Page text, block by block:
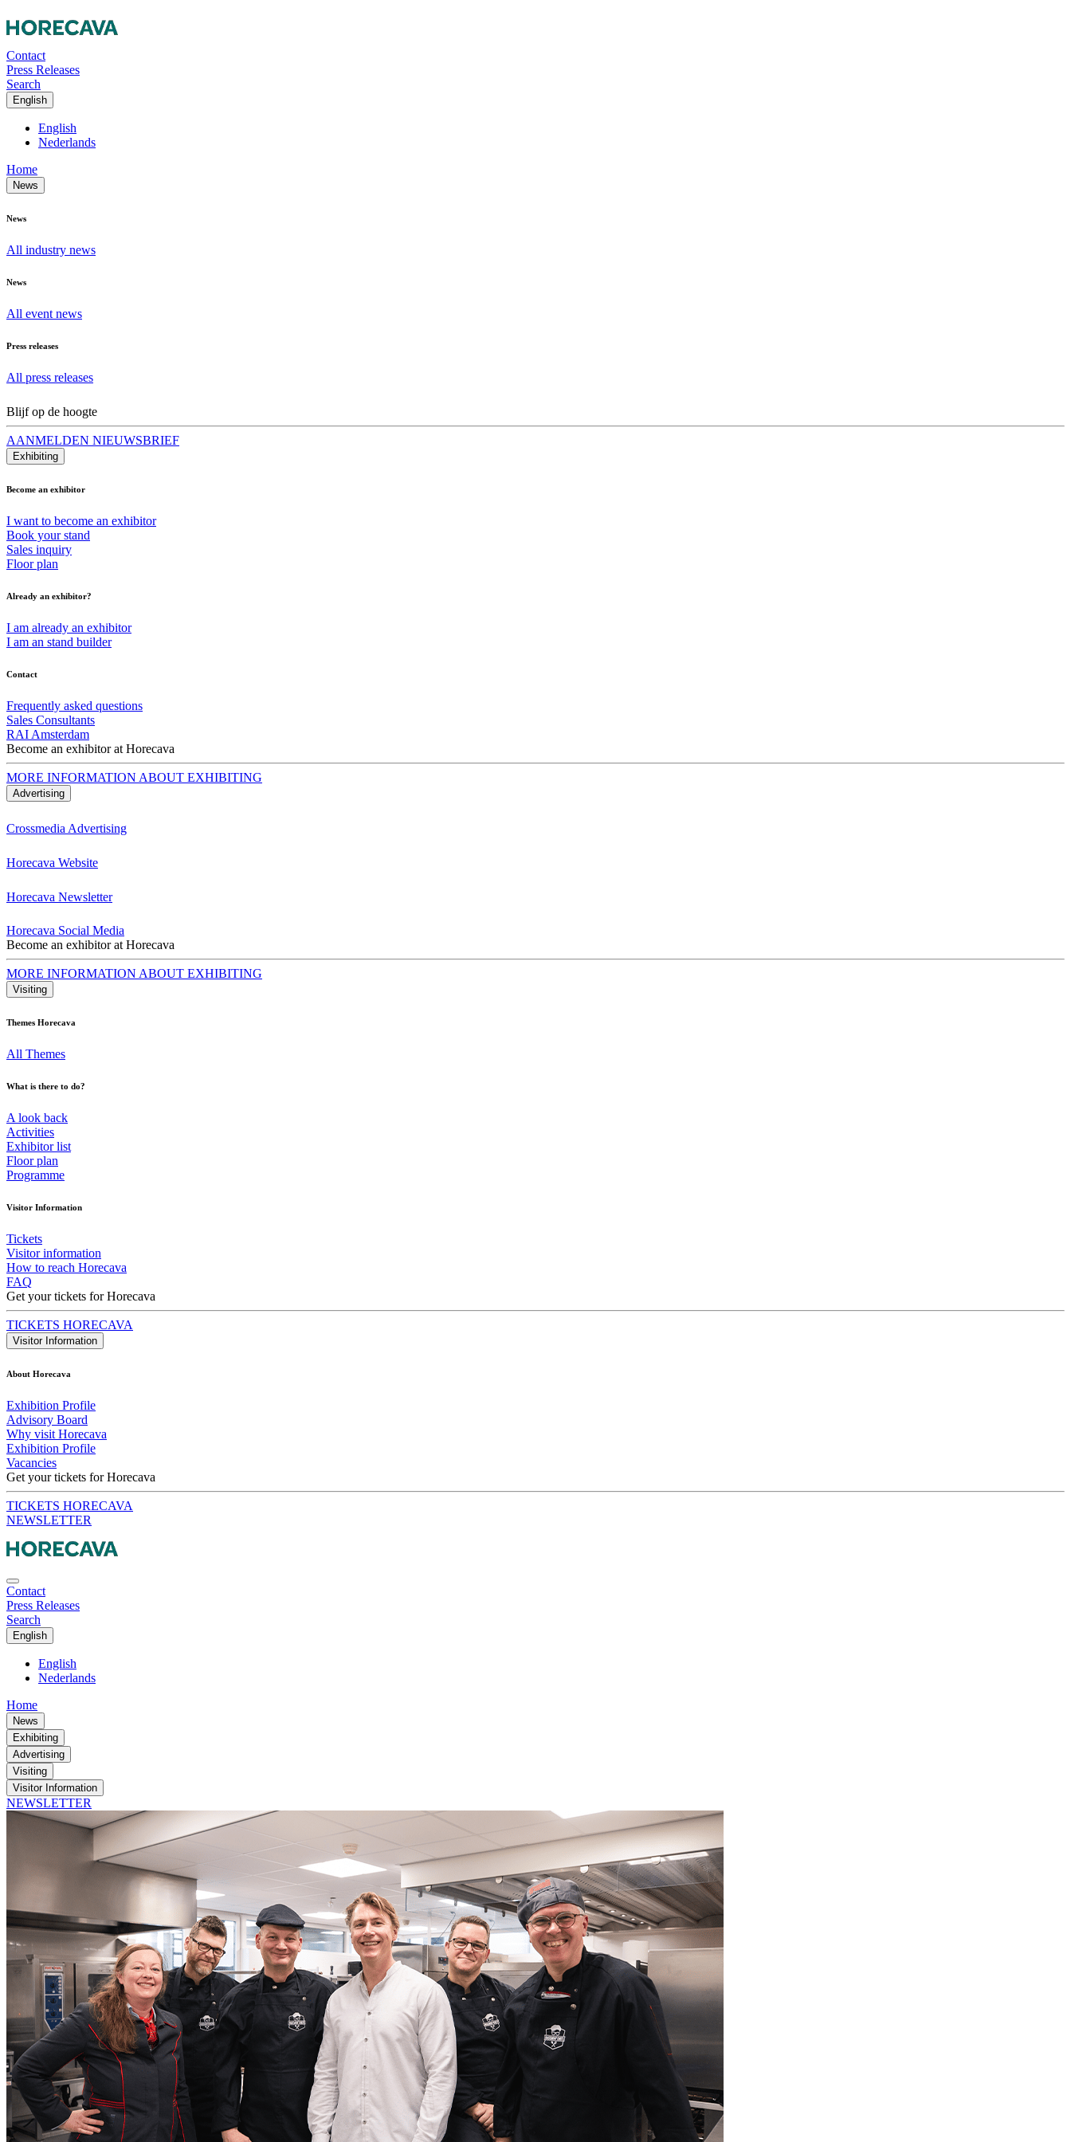
Contact
Press Releases
Search
English
English
Nederlands
Home
News
News
All industry news
News
All event news
Press releases
All press releases
Blijf op de hoogte
AANMELDEN NIEUWSBRIEF
Exhibiting
Become an exhibitor
I want to become an exhibitor
Book your stand
Sales inquiry
Floor plan
Already an exhibitor?
I am already an exhibitor
I am an stand builder
Contact
Frequently asked questions
Sales Consultants
RAI Amsterdam
Become an exhibitor at Horecava
MORE INFORMATION ABOUT EXHIBITING
Advertising
Crossmedia Advertising
Horecava Website
Horecava Newsletter
Horecava Social Media
Become an exhibitor at Horecava
MORE INFORMATION ABOUT EXHIBITING
Visiting
Themes Horecava
All Themes
What is there to do?
A look back
Activities
Exhibitor list
Floor plan
Programme
Visitor Information
Tickets
Visitor information
How to reach Horecava
FAQ
Get your tickets for Horecava
TICKETS HORECAVA
Visitor Information
About Horecava
Exhibition Profile
Advisory Board
Why visit Horecava
Exhibition Profile
Vacancies
Get your tickets for Horecava
TICKETS HORECAVA
NEWSLETTER
Contact
Press Releases
Search
English
English
Nederlands
Home
News
Exhibiting
Advertising
Visiting
Visitor Information
NEWSLETTER